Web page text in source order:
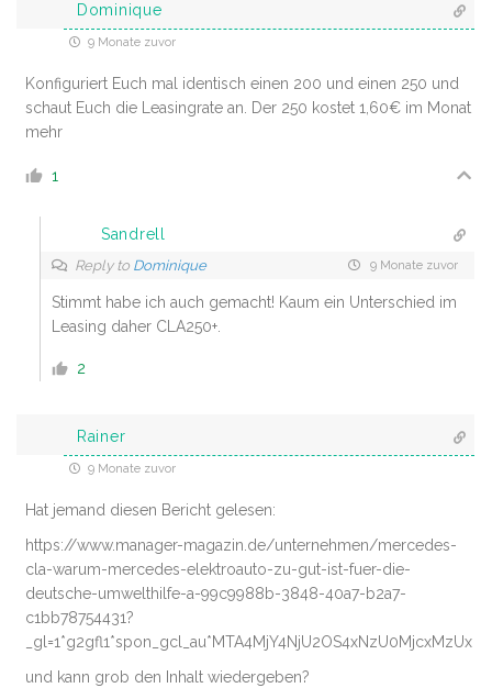
Dominique
9 Monate zuvor
Konfiguriert Euch mal identisch einen 200 und einen 250 und
schaut Euch die Leasingrate an. Der 250 kostet 1,60€ im Monat
mehr
1
Sandrell
Reply to Dominique 9 Monate zuvor
Stimmt habe ich auch gemacht! Kaum ein Unterschied im
Leasing daher CLA250+.
2
Rainer
9 Monate zuvor
Hat jemand diesen Bericht gelesen:
https://www.manager-magazin.de/unternehmen/mercedes-
cla-warum-mercedes-elektroauto-zu-gut-ist-fuer-die-
deutsche-umwelthilfe-a-99c9988b-3848-40a7-b2a7-
c1bb78754431?
_gl=1*g2gfl1*spon_gcl_au*MTA4MjY4NjU2OS4xNzU0MjcxMzUx
und kann grob den Inhalt wiedergeben?